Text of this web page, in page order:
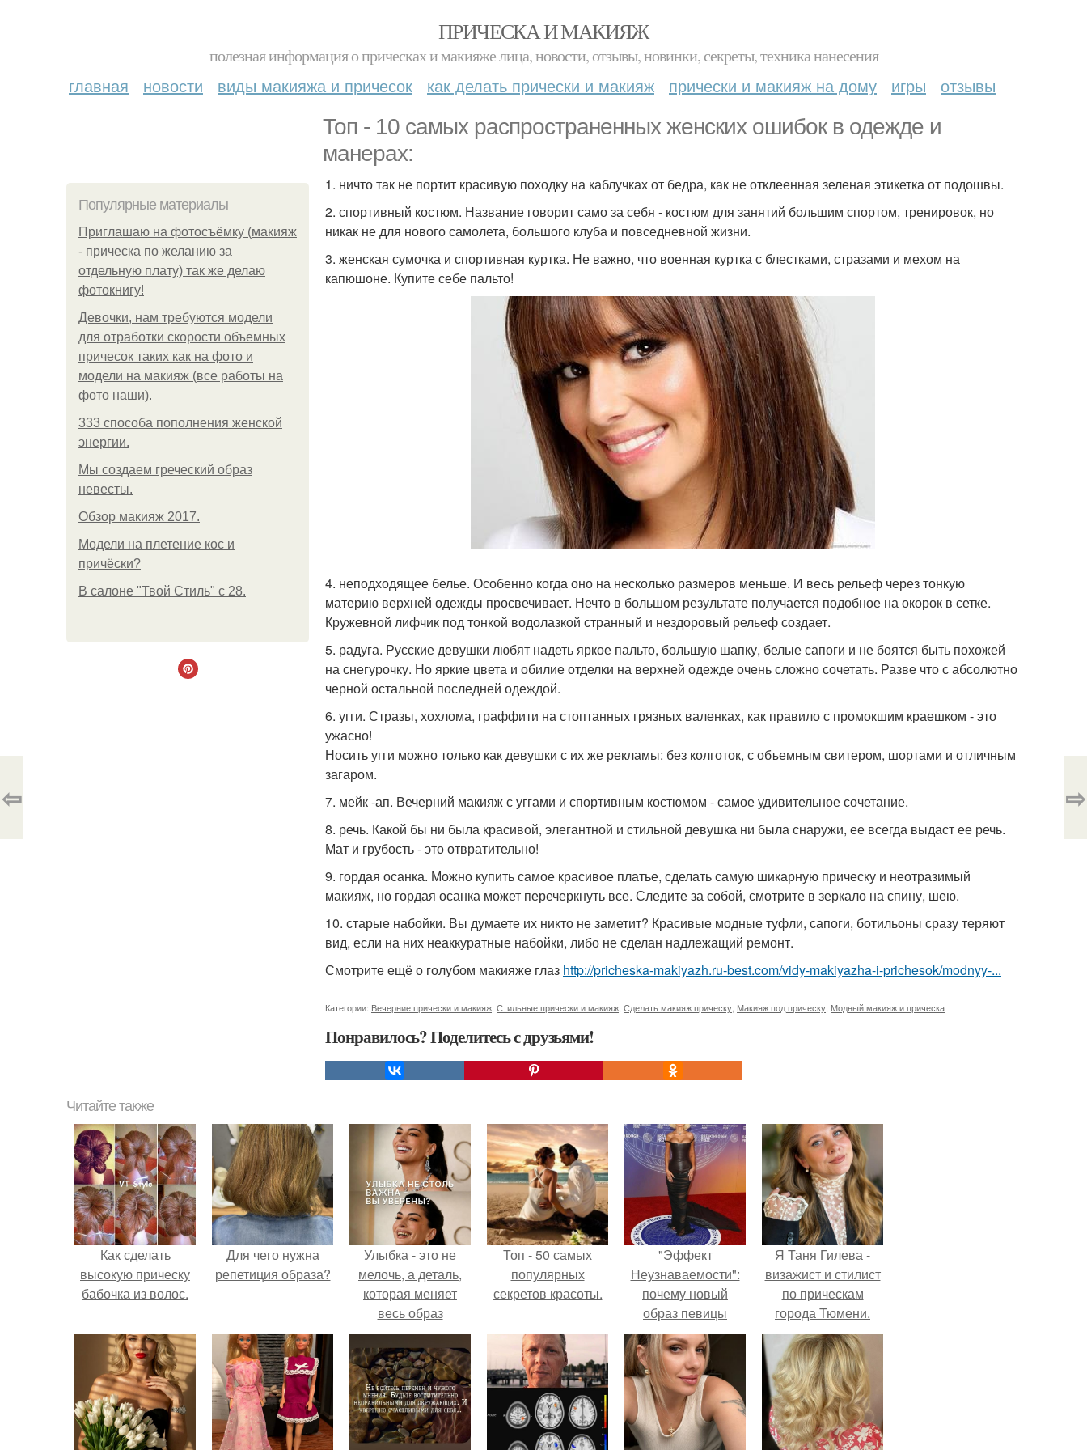
ПРИЧЕСКА И МАКИЯЖ
полезная информация о прическах и макияже лица, новости, отзывы, новинки, секреты, техника нанесения
главная новости виды макияжа и причесок как делать прически и макияж прически и макияж на дому игры отзывы
Топ - 10 самых распространенных женских ошибок в одежде и
манерах:
Популярные материалы
Приглашаю на фотосъёмку (макияж
- прическа по желанию за
отдельную плату) так же делаю
фотокнигу!
Девочки, нам требуются модели
для отработки скорости объемных
причесок таких как на фото и
модели на макияж (все работы на
фото наши).
333 способа пополнения женской
энергии.
Мы создаем греческий образ
невесты.
Обзор макияж 2017.
Модели на плетение кос и
причёски?
В салоне "Твой Стиль" с 28.
1. ничто так не портит красивую походку на каблучках от бедра, как не отклеенная зеленая этикетка от подошвы.
2. спортивный костюм. Название говорит само за себя - костюм для занятий большим спортом, тренировок, но
никак не для нового самолета, большого клуба и повседневной жизни.
3. женская сумочка и спортивная куртка. Не важно, что военная куртка с блестками, стразами и мехом на
капюшоне. Купите себе пальто!
4. неподходящее белье. Особенно когда оно на несколько размеров меньше. И весь рельеф через тонкую
материю верхней одежды просвечивает. Нечто в большом результате получается подобное на окорок в сетке.
Кружевной лифчик под тонкой водолазкой странный и нездоровый рельеф создает.
5. радуга. Русские девушки любят надеть яркое пальто, большую шапку, белые сапоги и не боятся быть похожей
на снегурочку. Но яркие цвета и обилие отделки на верхней одежде очень сложно сочетать. Разве что с абсолютно
черной остальной последней одеждой.
6. угги. Стразы, хохлома, граффити на стоптанных грязных валенках, как правило с промокшим краешком - это
ужасно!
Носить угги можно только как девушки с их же рекламы: без колготок, с объемным свитером, шортами и отличным
загаром.
7. мейк -ап. Вечерний макияж с уггами и спортивным костюмом - самое удивительное сочетание.
8. речь. Какой бы ни была красивой, элегантной и стильной девушка ни была снаружи, ее всегда выдаст ее речь.
Мат и грубость - это отвратительно!
9. гордая осанка. Можно купить самое красивое платье, сделать самую шикарную прическу и неотразимый
макияж, но гордая осанка может перечеркнуть все. Следите за собой, смотрите в зеркало на спину, шею.
10. старые набойки. Вы думаете их никто не заметит? Красивые модные туфли, сапоги, ботильоны сразу теряют
вид, если на них неаккуратные набойки, либо не сделан надлежащий ремонт.
Смотрите ещё о голубом макияже глаз http://pricheska-makiyazh.ru-best.com/vidy-makiyazha-i-prichesok/modnyy-...
Категории: Вечерние прически и макияж Стильные прически и макияж Сделать макияж прическу Макияж под прическу Модный макияж и прическа
Понравилось? Поделитесь с друзьями!
⇦ ⇨
Читайте также
Как сделать
высокую прическу
бабочка из волос.
Для чего нужна
репетиция образа?
Улыбка - это не
мелочь, а деталь,
которая меняет
весь образ
человека.
Топ - 50 самых
популярных
секретов красоты.
"Эффект
Неузнаваемости":
почему новый
образ певицы
вызвал споры о
гранях
возможного?
Я Таня Гилева -
визажист и стилист
по прическам
города Тюмени.